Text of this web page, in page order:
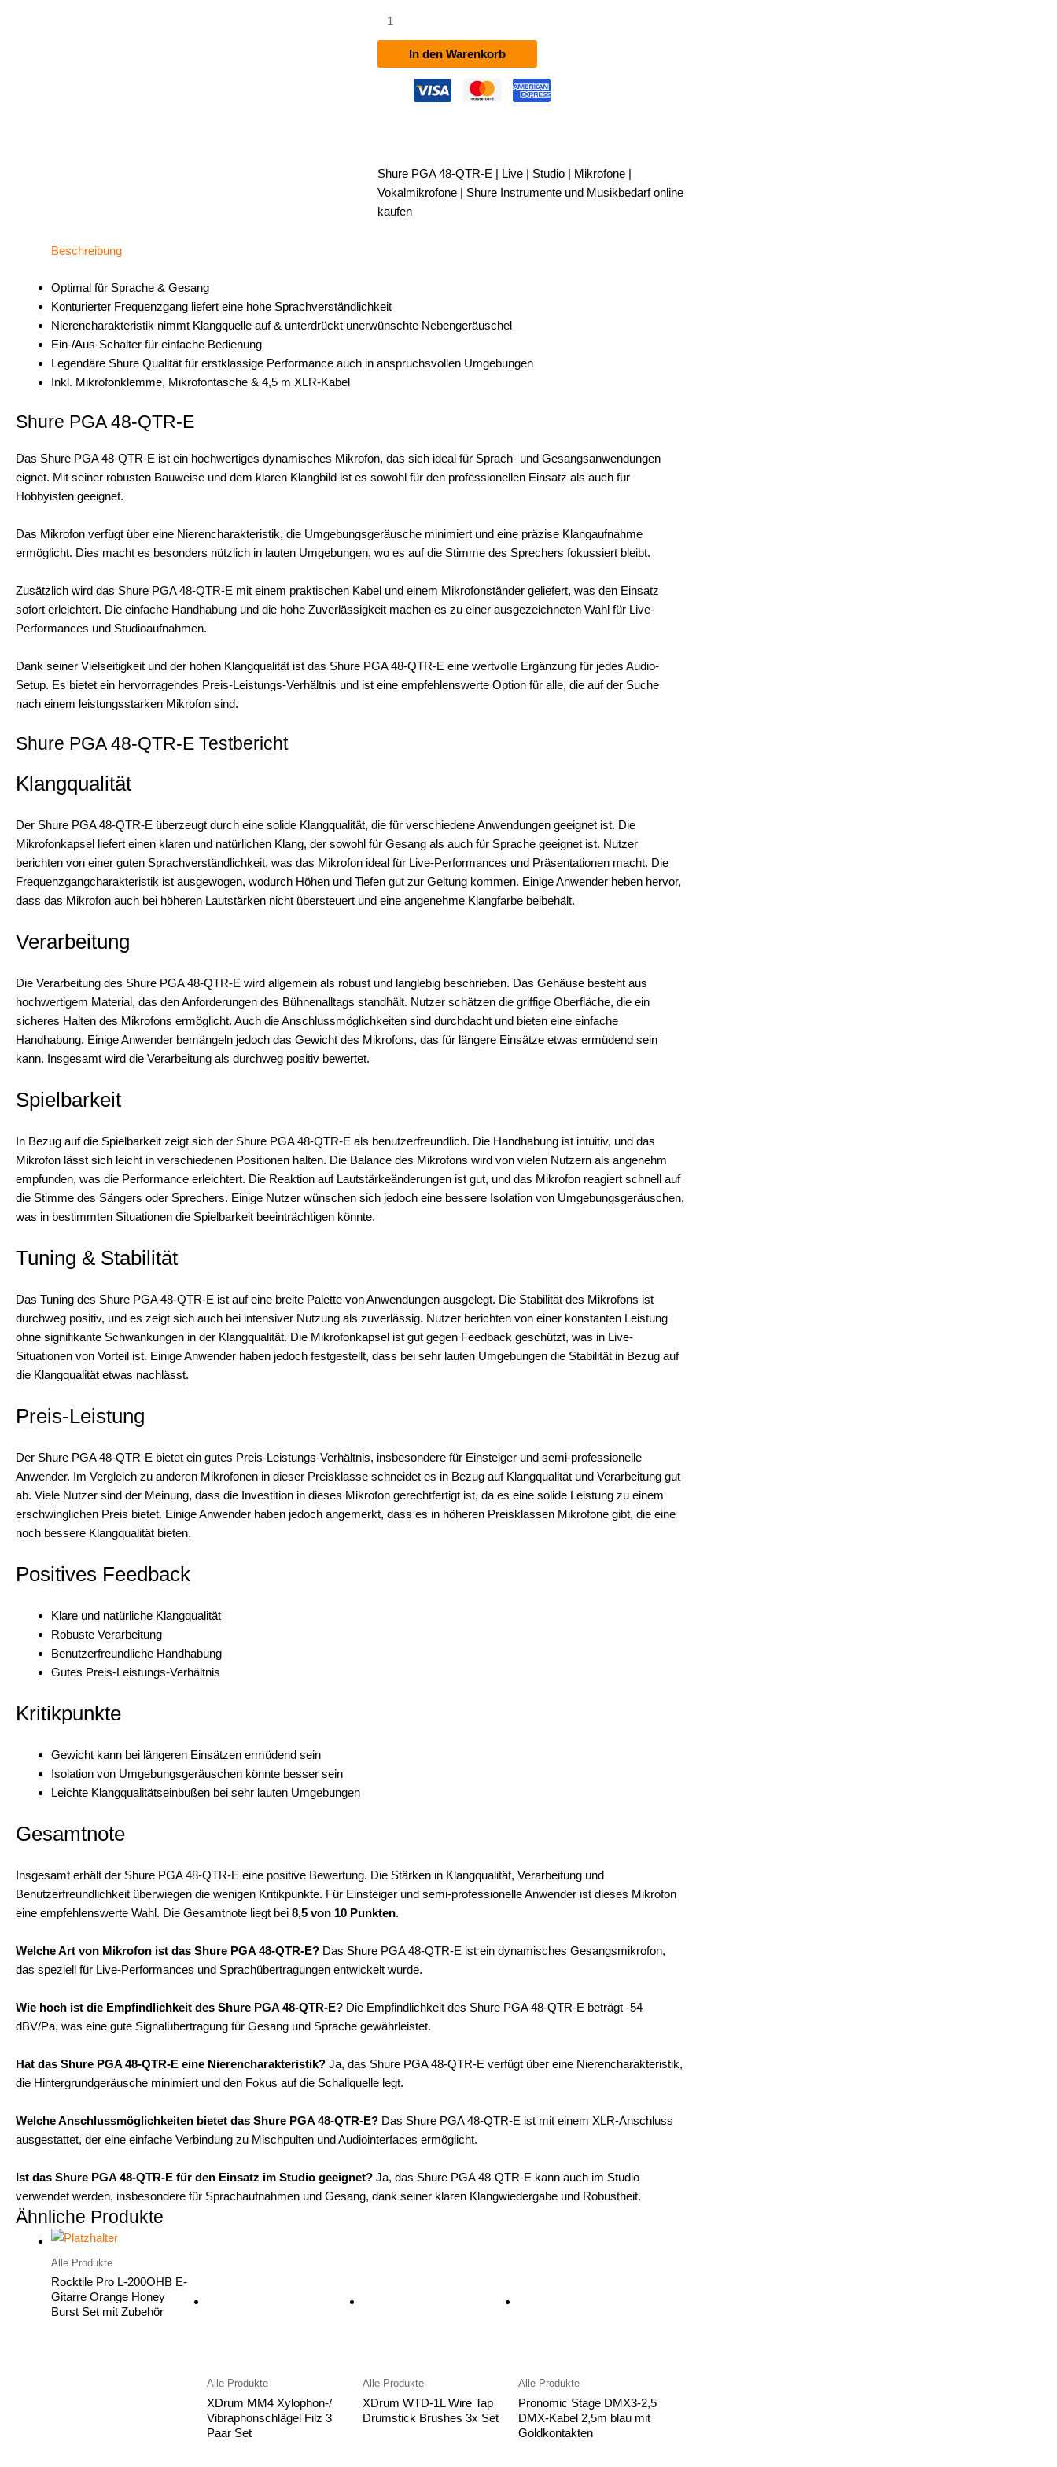
PGA
QTR-
In den Warenkorb
Shure PGA 48-QTR-E | Live | Studio | Mikrofone |
Vokalmikrofone | Shure Instrumente und Musikbedarf online
kaufen
Beschreibung
Optimal für Sprache & Gesang
Konturierter Frequenzgang liefert eine hohe Sprachverständlichkeit
Nierencharakteristik nimmt Klangquelle auf & unterdrückt unerwünschte Nebengeräuschel
Ein-/Aus-Schalter für einfache Bedienung
Legendäre Shure Qualität für erstklassige Performance auch in anspruchsvollen Umgebungen
Inkl. Mikrofonklemme, Mikrofontasche & 4,5 m XLR-Kabel
Shure PGA 48-QTR-E
Das Shure PGA 48-QTR-E ist ein hochwertiges dynamisches Mikrofon, das sich ideal für Sprach- und Gesangsanwendungen
eignet. Mit seiner robusten Bauweise und dem klaren Klangbild ist es sowohl für den professionellen Einsatz als auch für
Hobbyisten geeignet.
Das Mikrofon verfügt über eine Nierencharakteristik, die Umgebungsgeräusche minimiert und eine präzise Klangaufnahme
ermöglicht. Dies macht es besonders nützlich in lauten Umgebungen, wo es auf die Stimme des Sprechers fokussiert bleibt.
Zusätzlich wird das Shure PGA 48-QTR-E mit einem praktischen Kabel und einem Mikrofonständer geliefert, was den Einsatz
sofort erleichtert. Die einfache Handhabung und die hohe Zuverlässigkeit machen es zu einer ausgezeichneten Wahl für Live-
Performances und Studioaufnahmen.
Dank seiner Vielseitigkeit und der hohen Klangqualität ist das Shure PGA 48-QTR-E eine wertvolle Ergänzung für jedes Audio-
Setup. Es bietet ein hervorragendes Preis-Leistungs-Verhältnis und ist eine empfehlenswerte Option für alle, die auf der Suche
nach einem leistungsstarken Mikrofon sind.
Shure PGA 48-QTR-E Testbericht
Klangqualität
Der Shure PGA 48-QTR-E überzeugt durch eine solide Klangqualität, die für verschiedene Anwendungen geeignet ist. Die
Mikrofonkapsel liefert einen klaren und natürlichen Klang, der sowohl für Gesang als auch für Sprache geeignet ist. Nutzer
berichten von einer guten Sprachverständlichkeit, was das Mikrofon ideal für Live-Performances und Präsentationen macht. Die
Frequenzgangcharakteristik ist ausgewogen, wodurch Höhen und Tiefen gut zur Geltung kommen. Einige Anwender heben hervor,
dass das Mikrofon auch bei höheren Lautstärken nicht übersteuert und eine angenehme Klangfarbe beibehält.
Verarbeitung
Die Verarbeitung des Shure PGA 48-QTR-E wird allgemein als robust und langlebig beschrieben. Das Gehäuse besteht aus
hochwertigem Material, das den Anforderungen des Bühnenalltags standhält. Nutzer schätzen die griffige Oberfläche, die ein
sicheres Halten des Mikrofons ermöglicht. Auch die Anschlussmöglichkeiten sind durchdacht und bieten eine einfache
Handhabung. Einige Anwender bemängeln jedoch das Gewicht des Mikrofons, das für längere Einsätze etwas ermüdend sein
kann. Insgesamt wird die Verarbeitung als durchweg positiv bewertet.
Spielbarkeit
In Bezug auf die Spielbarkeit zeigt sich der Shure PGA 48-QTR-E als benutzerfreundlich. Die Handhabung ist intuitiv, und das
Mikrofon lässt sich leicht in verschiedenen Positionen halten. Die Balance des Mikrofons wird von vielen Nutzern als angenehm
empfunden, was die Performance erleichtert. Die Reaktion auf Lautstärkeänderungen ist gut, und das Mikrofon reagiert schnell auf
die Stimme des Sängers oder Sprechers. Einige Nutzer wünschen sich jedoch eine bessere Isolation von Umgebungsgeräuschen,
was in bestimmten Situationen die Spielbarkeit beeinträchtigen könnte.
Tuning & Stabilität
Das Tuning des Shure PGA 48-QTR-E ist auf eine breite Palette von Anwendungen ausgelegt. Die Stabilität des Mikrofons ist
durchweg positiv, und es zeigt sich auch bei intensiver Nutzung als zuverlässig. Nutzer berichten von einer konstanten Leistung
ohne signifikante Schwankungen in der Klangqualität. Die Mikrofonkapsel ist gut gegen Feedback geschützt, was in Live-
Situationen von Vorteil ist. Einige Anwender haben jedoch festgestellt, dass bei sehr lauten Umgebungen die Stabilität in Bezug auf
die Klangqualität etwas nachlässt.
Preis-Leistung
Der Shure PGA 48-QTR-E bietet ein gutes Preis-Leistungs-Verhältnis, insbesondere für Einsteiger und semi-professionelle
Anwender. Im Vergleich zu anderen Mikrofonen in dieser Preisklasse schneidet es in Bezug auf Klangqualität und Verarbeitung gut
ab. Viele Nutzer sind der Meinung, dass die Investition in dieses Mikrofon gerechtfertigt ist, da es eine solide Leistung zu einem
erschwinglichen Preis bietet. Einige Anwender haben jedoch angemerkt, dass es in höheren Preisklassen Mikrofone gibt, die eine
noch bessere Klangqualität bieten.
Positives Feedback
Klare und natürliche Klangqualität
Robuste Verarbeitung
Benutzerfreundliche Handhabung
Gutes Preis-Leistungs-Verhältnis
Kritikpunkte
Gewicht kann bei längeren Einsätzen ermüdend sein
Isolation von Umgebungsgeräuschen könnte besser sein
Leichte Klangqualitätseinbußen bei sehr lauten Umgebungen
Gesamtnote
Insgesamt erhält der Shure PGA 48-QTR-E eine positive Bewertung. Die Stärken in Klangqualität, Verarbeitung und
Benutzerfreundlichkeit überwiegen die wenigen Kritikpunkte. Für Einsteiger und semi-professionelle Anwender ist dieses Mikrofon
eine empfehlenswerte Wahl. Die Gesamtnote liegt bei 8,5 von 10 Punkten.
Welche Art von Mikrofon ist das Shure PGA 48-QTR-E? Das Shure PGA 48-QTR-E ist ein dynamisches Gesangsmikrofon,
das speziell für Live-Performances und Sprachübertragungen entwickelt wurde.
Wie hoch ist die Empfindlichkeit des Shure PGA 48-QTR-E? Die Empfindlichkeit des Shure PGA 48-QTR-E beträgt -54
dBV/Pa, was eine gute Signalübertragung für Gesang und Sprache gewährleistet.
Hat das Shure PGA 48-QTR-E eine Nierencharakteristik? Ja, das Shure PGA 48-QTR-E verfügt über eine Nierencharakteristik,
die Hintergrundgeräusche minimiert und den Fokus auf die Schallquelle legt.
Welche Anschlussmöglichkeiten bietet das Shure PGA 48-QTR-E? Das Shure PGA 48-QTR-E ist mit einem XLR-Anschluss
ausgestattet, der eine einfache Verbindung zu Mischpulten und Audiointerfaces ermöglicht.
Ist das Shure PGA 48-QTR-E für den Einsatz im Studio geeignet? Ja, das Shure PGA 48-QTR-E kann auch im Studio
verwendet werden, insbesondere für Sprachaufnahmen und Gesang, dank seiner klaren Klangwiedergabe und Robustheit.
Ähnliche Produkte
Alle Produkte
Rocktile Pro L-200OHB E-
Gitarre Orange Honey
Burst Set mit Zubehör
Alle Produkte
XDrum MM4 Xylophon-/
Vibraphonschlägel Filz 3
Paar Set
Alle Produkte
XDrum WTD-1L Wire Tap
Drumstick Brushes 3x Set
Alle Produkte
Pronomic Stage DMX3-2,5
DMX-Kabel 2,5m blau mit
Goldkontakten